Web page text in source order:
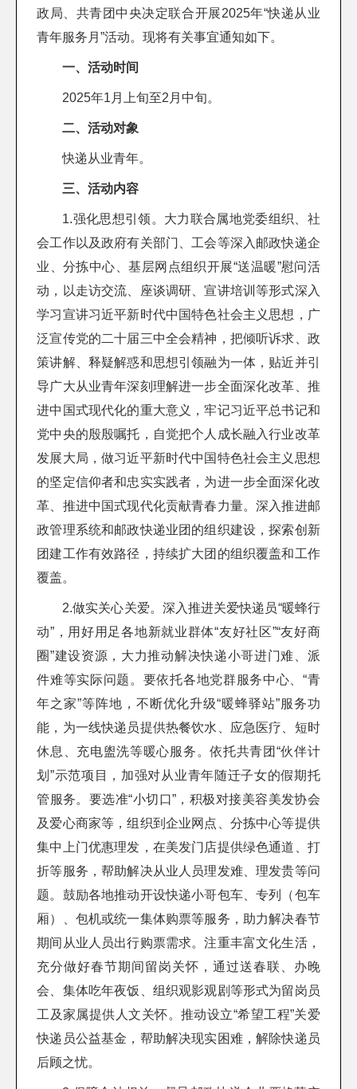
政局、共青团中央决定联合开展2025年“快递从业
青年服务月”活动。现将有关事宜通知如下。
一、活动时间
2025年1月上旬至2月中旬。
二、活动对象
快递从业青年。
三、活动内容
1.强化思想引领。大力联合属地党委组织、社
会工作以及政府有关部门、工会等深入邮政快递企
业、分拣中心、基层网点组织开展“送温暖”慰问活
动，以走访交流、座谈调研、宣讲培训等形式深入
学习宣讲习近平新时代中国特色社会主义思想，广
泛宣传党的二十届三中全会精神，把倾听诉求、政
策讲解、释疑解惑和思想引领融为一体，贴近并引
导广大从业青年深刻理解进一步全面深化改革、推
进中国式现代化的重大意义，牢记习近平总书记和
党中央的殷殷嘱托，自觉把个人成长融入行业改革
发展大局，做习近平新时代中国特色社会主义思想
的坚定信仰者和忠实实践者，为进一步全面深化改
革、推进中国式现代化贡献青春力量。深入推进邮
政管理系统和邮政快递业团的组织建设，探索创新
团建工作有效路径，持续扩大团的组织覆盖和工作
覆盖。
2.做实关心关爱。深入推进关爱快递员“暖蜂行
动”，用好用足各地新就业群体“友好社区”“友好商
圈”建设资源，大力推动解决快递小哥进门难、派
件难等实际问题。要依托各地党群服务中心、“青
年之家”等阵地，不断优化升级“暖蜂驿站”服务功
能，为一线快递员提供热餐饮水、应急医疗、短时
休息、充电盥洗等暖心服务。依托共青团“伙伴计
划”示范项目，加强对从业青年随迁子女的假期托
管服务。要选准“小切口”，积极对接美容美发协会
及爱心商家等，组织到企业网点、分拣中心等提供
集中上门优惠理发，在美发门店提供绿色通道、打
折等服务，帮助解决从业人员理发难、理发贵等问
题。鼓励各地推动开设快递小哥包车、专列（包车
厢）、包机或统一集体购票等服务，助力解决春节
期间从业人员出行购票需求。注重丰富文化生活，
充分做好春节期间留岗关怀，通过送春联、办晚
会、集体吃年夜饭、组织观影观剧等形式为留岗员
工及家属提供人文关怀。推动设立“希望工程”关爱
快递员公益基金，帮助解决现实困难，解除快递员
后顾之忧。